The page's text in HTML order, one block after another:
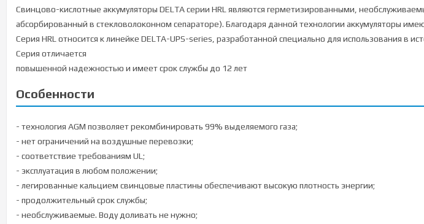
Свинцово-кислотные аккумуляторы DELTA серии HRL являются герметизированными,
абсорбированный в стекловолоконном сепараторе). Благодаря данной технологии аккумуляторы
Серия HRL относится к линейке DELTA-UPS-series, разработанной специально для использования в
Серия отличается
повышенной надежностью и имеет срок службы до 12 лет
Особенности
- технология AGM позволяет рекомбинировать 99% выделяемого газа;
- нет ограничений на воздушные перевозки;
- соответствие требованиям UL;
- эксплуатация в любом положении;
- легированные кальцием свинцовые пластины обеспечивают высокую плотность энергии;
- продолжительный срок службы;
- необслуживаемые. Воду доливать не нужно;